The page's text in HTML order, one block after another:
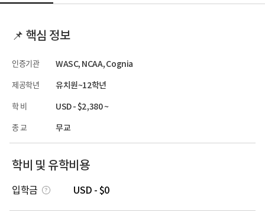
📌 핵심 정보
인증기관 WASC, NCAA, Cognia
제공학년 유치원~12학년
학 비 USD - $2,380 ~
종 교 무교
학비 및 유학비용
입학금 USD - $0